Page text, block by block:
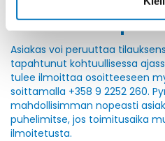
10. Tilauksen
Asiakas voi peruuttaa
tapahtunut kohtuullisessa
tulee ilmoittaa osoitteeseen
soittamalla +358 9 2252 260.
mahdollisimman nopeasti
puhelimitse, jos toimitusaika
ilmoitetusta.